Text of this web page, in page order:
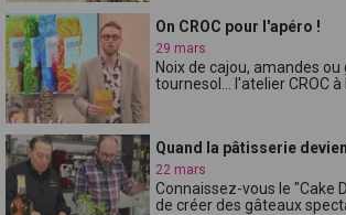
On CROC pour l'apéro !
29 mars
Noix de cajou, amandes ou
tournesol... l'atelier CROC à
Quand la pâtisserie
22 mars
Connaissez-vous le "Cake
de créer des gâteaux